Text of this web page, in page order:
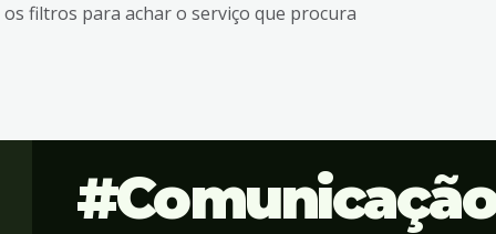
os filtros para achar o serviço que procura